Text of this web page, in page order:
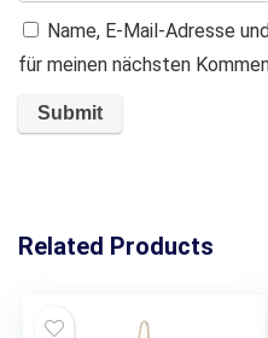
Name, E-Mail-Adresse
für meinen nächsten
Related Products